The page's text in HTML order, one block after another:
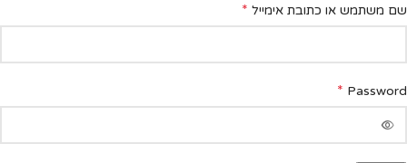
שם משתמש או כתובת אימייל *
Password
*